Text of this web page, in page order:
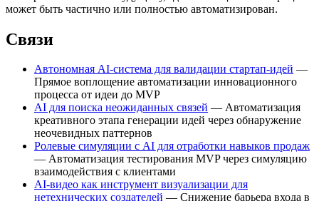
может быть частично или полностью автоматизирован.
Связи
Автономная AI-система для валидации стартап-идей —
Прямое воплощение автоматизации инновационного
процесса от идеи до MVP
AI для поиска неожиданных связей — Автоматизация
креативного этапа генерации идей через обнаружение
неочевидных паттернов
Ролевые симуляции с AI для отработки навыков продаж
— Автоматизация тестирования MVP через симуляцию
взаимодействия с клиентами
AI-видео как инструмент визуализации для
нетехнических создателей — Снижение барьера входа в